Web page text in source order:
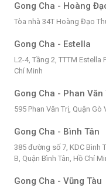
Gong Cha - Hoàng
Tòa nhà 34T Hoàng Đạo
Gong Cha - Estella
L2-4, Tầng 2, TTTM Estella
Chí Minh
Gong Cha - Phan Văn
595 Phan Văn Trị, Quận Gò
Gong Cha - Bình Tân
385 đường số 7, KDC Bình
B, Quận Bình Tân, Hồ Chí
Gong Cha - Vũng Tàu